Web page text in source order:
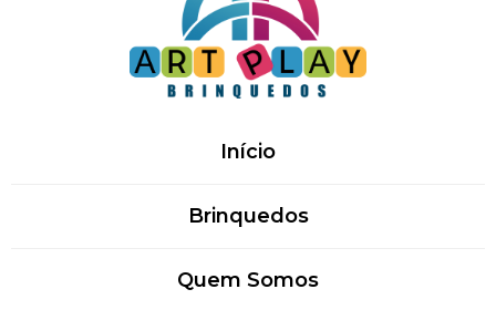
Início
Brinquedos
Quem Somos